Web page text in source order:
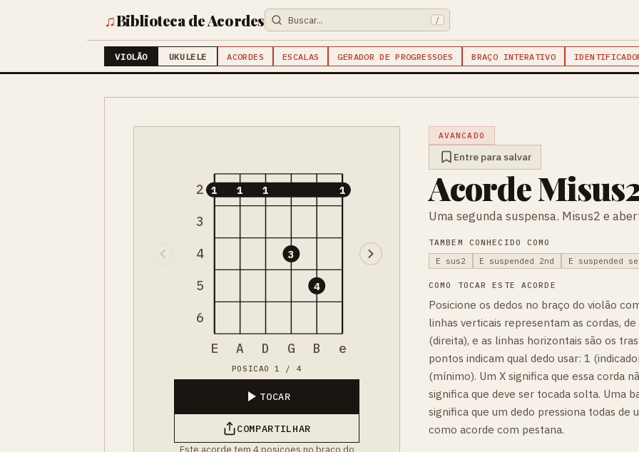
♫Biblioteca de Acordes /
VIOLÃO UKULELE ACORDES ESCALAS GERADOR DE PROGRESSOES BRAÇO INTERATIVO
2
3
4
5
6
1 1 1
3
4
1
E A D G B e
POSICAO 1 / 4
TOCAR
COMPARTILHAR
AVANCADO
Entre para salvar
Acorde
Uma segunda suspensa. Misus2 e
TAMBEM CONHECIDO COMO
E sus2
E suspended 2nd E suspended
COMO TOCAR ESTE ACORDE
Posicione os dedos no braço do violão
linhas verticais representam as cordas,
(direita), e as linhas horizontais são os
pontos indicam qual dedo usar: 1
(mínimo). Um X significa que essa corda
significa que deve ser tocada solta. Uma
significa que um dedo pressiona todas de
como acorde com pestana.